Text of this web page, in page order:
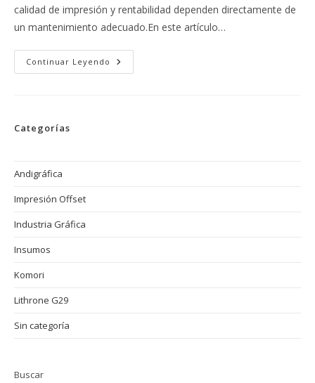
calidad de impresión y rentabilidad dependen directamente de
un mantenimiento adecuado.En este artículo…
Continuar Leyendo Mantenimiento
Y
Categorías
Andigráfica
Impresión Offset
Industria Gráfica
Insumos
Komori
Lithrone G29
Sin categoría
Buscar